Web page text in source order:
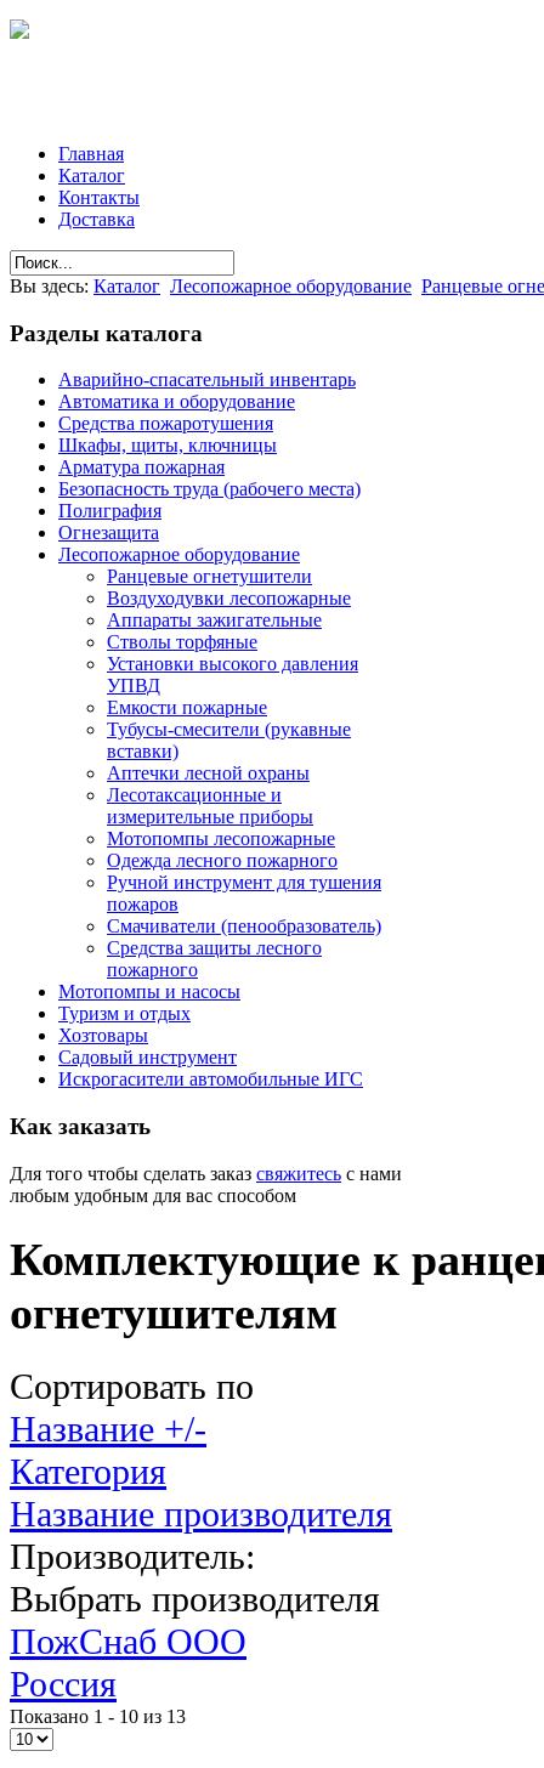
Главная
Каталог
Контакты
Доставка
Вы здесь: Каталог Лесопожарное оборудование Ранцевые
Разделы каталога
Аварийно-спасательный инвентарь
Автоматика и оборудование
Средства пожаротушения
Шкафы, щиты, ключницы
Арматура пожарная
Безопасность труда (рабочего места)
Полиграфия
Огнезащита
Лесопожарное оборудование
Ранцевые огнетушители
Воздуходувки лесопожарные
Аппараты зажигательные
Стволы торфяные
Установки высокого давления
УПВД
Емкости пожарные
Тубусы-смесители (рукавные
вставки)
Аптечки лесной охраны
Лесотаксационные и
измерительные приборы
Мотопомпы лесопожарные
Одежда лесного пожарного
Ручной инструмент для тушения
пожаров
Смачиватели (пенообразователь)
Средства защиты лесного
пожарного
Мотопомпы и насосы
Туризм и отдых
Хозтовары
Садовый инструмент
Искрогасители автомобильные ИГС
Как заказать
Для того чтобы сделать заказ свяжитесь с нами
любым удобным для вас способом
Комплектующие к
огнетушителям
Сортировать по
Название +/-
Категория
Название производителя
Производитель:
Выбрать производителя
ПожСнаб ООО
Россия
Показано 1 - 10 из 13